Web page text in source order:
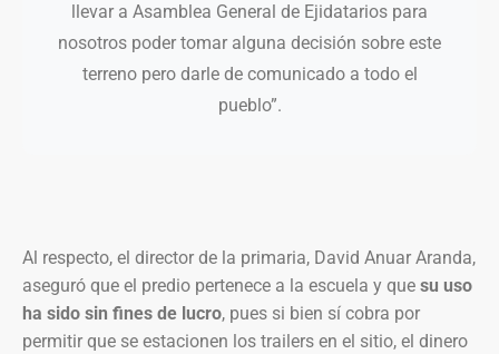
llevar a Asamblea General de Ejidatarios para
nosotros poder tomar alguna decisión sobre este
terreno pero darle de comunicado a todo el
pueblo”.
Al respecto, el director de la primaria, David Anuar Aranda,
aseguró que el predio pertenece a la escuela y que su uso
ha sido sin fines de lucro, pues si bien sí cobra por
permitir que se estacionen los trailers en el sitio, el dinero